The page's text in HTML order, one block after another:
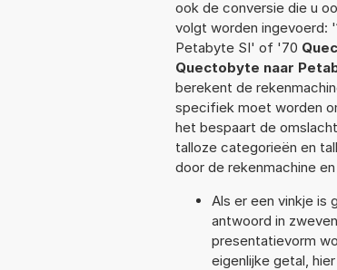
ook de conversie die u
volgt worden ingevoerd:
Petabyte SI' of '70
Quectobyte naar
berekent de
specifiek moet worden
het bespaart de
talloze categorieën en
door de rekenmachine
Als er een vinkje is
antwoord in
presentatievorm
eigenlijke getal,